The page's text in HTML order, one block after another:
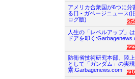
アメリカ合衆国が6つに分
る日 - ガベージニュース(
ログ版)
人生の「レベルアップ」
ドアを叩く
防衛省技術研究本部、陸
として「ガンダム」の実
索:Garbagenews.com